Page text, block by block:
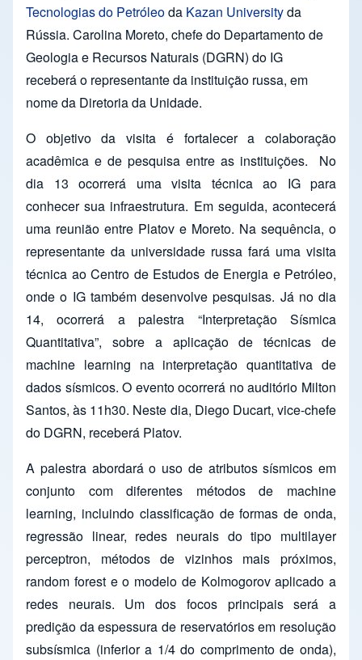
Tecnologias do Petróleoda Kazan Universityda
Rússia. Carolina Moreto, chefe do Departamento de
Geologia e Recursos Naturais (DGRN) do IG
receberá o representante da instituição russa, em
nome da Diretoria da Unidade.
O objetivo da visita é fortalecer a colaboração
acadêmica e de pesquisa entre as instituições. No
dia 13 ocorrerá uma visita técnica ao IG para
conhecer sua infraestrutura. Em seguida, acontecerá
uma reunião entre Platov e Moreto. Na sequência, o
representante da universidade russa fará uma visita
técnica ao Centro de Estudos de Energia e Petróleo,
onde o IG também desenvolve pesquisas. Já no dia
14, ocorrerá a palestra “Interpretação Sísmica
Quantitativa”, sobre a aplicação de técnicas de
machine learning na interpretação quantitativa de
dados sísmicos. O evento ocorrerá no auditório Milton
Santos, às 11h30. Neste dia, Diego Ducart, vice-chefe
do DGRN, receberá Platov.
A palestra abordará o uso de atributos sísmicos em
conjunto com diferentes métodos de machine
learning, incluindo classificação de formas de onda,
regressão linear, redes neurais do tipo multilayer
perceptron, métodos de vizinhos mais próximos,
random forest e o modelo de Kolmogorov aplicado a
redes neurais. Um dos focos principais será a
predição da espessura de reservatórios em resolução
subsísmica (inferior a 1/4 do comprimento de onda),